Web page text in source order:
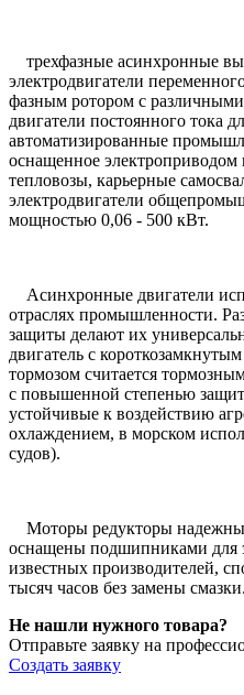
трехфазные асинхронные
электродвигатели
фазным ротором с
двигатели постоянного тока
автоматизированные
оснащенное электроприводом
тепловозы, карьерные
электродвигатели
мощностью 0,06 - 500 кВт.
Асинхронные двигатели
отраслях промышленности.
защиты делают их
двигатель с
тормозом считается
с повышенной степенью
устойчивые к воздействию
охлаждением, в морском
судов).
Моторы редукторы надежны
оснащены подшипниками для
известных производителей,
тысяч часов без замены смазки.
Не нашли нужного товара?
Отправьте заявку на
Создать заявку